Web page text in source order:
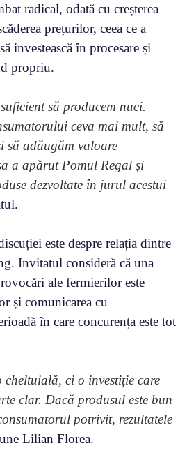
radical, odată cu creșterea
prețurilor, ceea ce a
investească în procesare și
propriu.
să producem nuci.
ceva mai mult, să
să adăugăm valoare
a apărut Pomul Regal și
dezvoltate în jurul acestui
este despre relația dintre
Invitatul consideră că una
ale fermierilor este
și comunicarea cu
în care concurența este tot
cheltuială, ci o investiție care
clar. Dacă produsul este bun
potrivit, rezultatele
Lilian Florea.